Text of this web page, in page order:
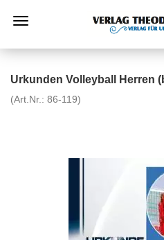
Urkunden Volleyball Herren
(Art.Nr.: 86-119)